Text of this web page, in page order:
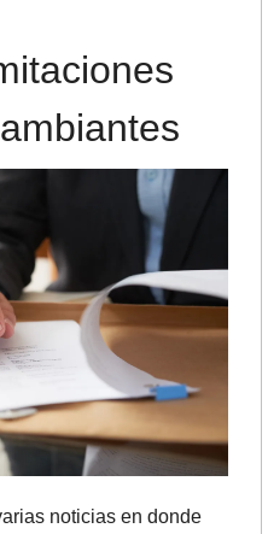
noticias en donde